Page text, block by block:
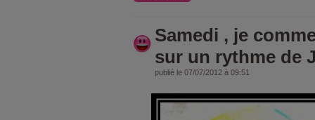
Samedi , je
sur un rythme de
publié le 07/07/2012 à 09:51